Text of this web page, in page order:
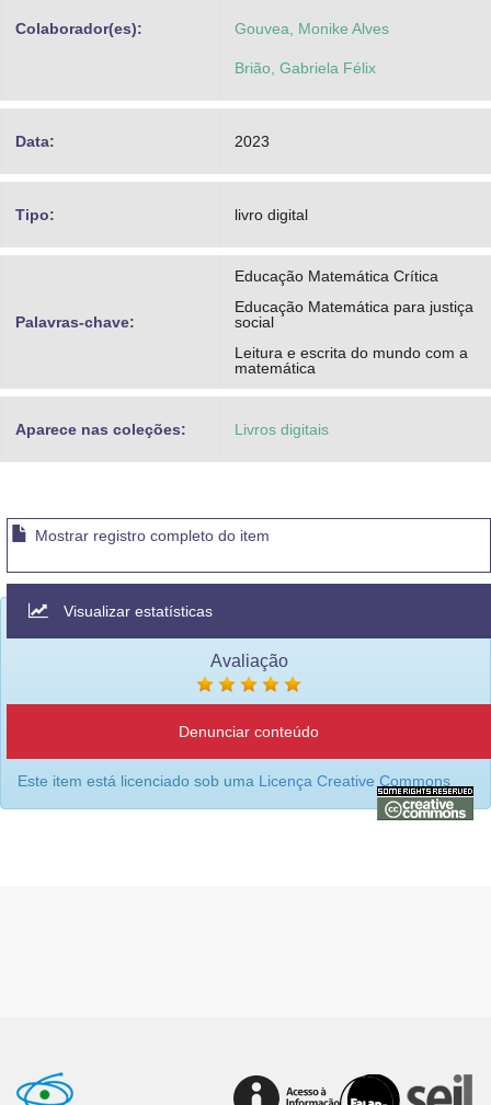
Colaborador(es): Gouvea, Monike Alves
Brião, Gabriela Félix
Data: 2023
Tipo: livro digital
Palavras-chave:
Educação Matemática Crítica
Educação Matemática para justiça
social
Leitura e escrita do mundo com a
matemática
Aparece nas coleções: Livros digitais
Mostrar registro completo do item
Visualizar estatísticas
Avaliação
Denunciar conteúdo
Este item está licenciado sob uma Licença Creative Commons